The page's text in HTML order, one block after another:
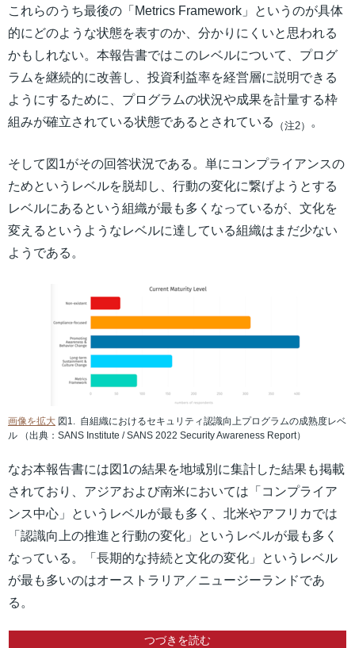
これらのうち最後の「Metrics Framework」というのが具体
的にどのような状態を表すのか、分かりにくいと思われる
かもしれない。本報告書ではこのレベルについて、プログ
ラムを継続的に改善し、投資利益率を経営層に説明できる
ようにするために、プログラムの状況や成果を計量する枠
組みが確立されている状態であるとされている
（注2） 。
そして図1がその回答状況である。単にコンプライアンスの
ためというレベルを脱却し、行動の変化に繋げようとする
レベルにあるという組織が最も多くなっているが、文化を
変えるというようなレベルに達している組織はまだ少ない
ようである。
画像を拡大 図1. 自組織におけるセキュリティ認識向上プログラムの成熟度レベ
ル （出典：SANS Institute / SANS 2022 Security Awareness Report）
なお本報告書には図1の結果を地域別に集計した結果も掲載
されており、アジアおよび南米においては「コンプライア
ンス中心」というレベルが最も多く、北米やアフリカでは
「認識向上の推進と行動の変化」というレベルが最も多く
なっている。「長期的な持続と文化の変化」というレベル
が最も多いのはオーストラリア／ニュージーランドであ
る。
つづきを読む